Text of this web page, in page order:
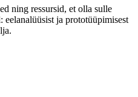
ning ressursid, et olla sulle
eelanalüüsist ja prototüüpimisest